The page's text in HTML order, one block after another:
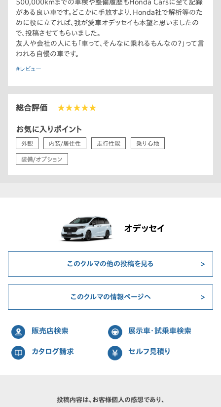
500,000kmまでの車検や整備履歴もHonda Carsに全て記録
がある良い車です。どこかに手放すより、Honda社で解析等のた
めに役に立てれば、我が愛車オデッセイも本望と思いましたの
で、投稿させてもらいました。
友人や会社の人にも「車って、そんなに乗れるもんなの？」って言
われる自慢の車です。
#レビュー
総合評価 ★★★★★
お気に入りポイント
外観 内装/居住性 走行性能 乗り心地
装備/オプション
オデッセイ
このクルマの他の投稿を見る
このクルマの情報ページへ
販売店検索 展示車・試乗車検索
カタログ請求 セルフ見積り
投稿内容は、お客様個人の感想であり、